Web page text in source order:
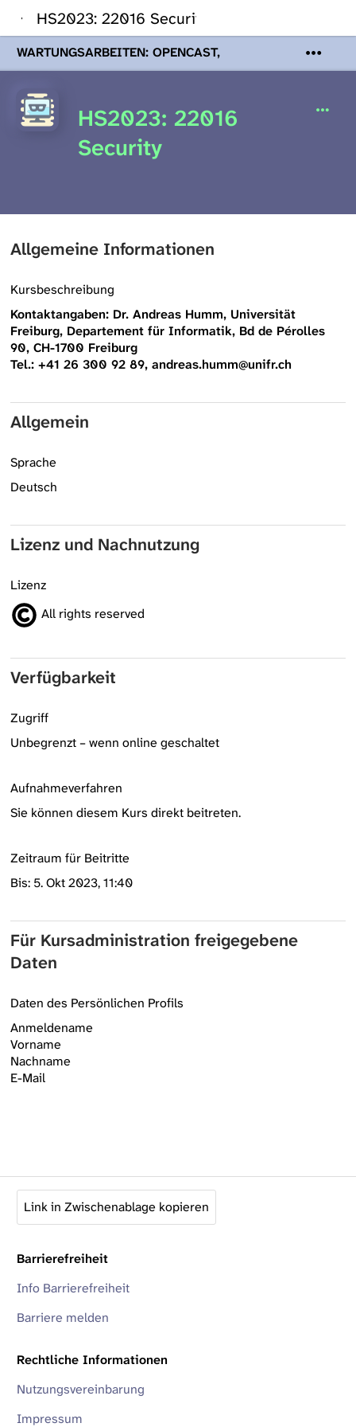
HS2023: 22016 Security
WARTUNGSARBEITEN: OPENCAST,
PODCASTS & TOBIRA
Mi 19. August
Wartungsarbeiten an den Opencast-
Servern werden Ihnen Podcasts,
Opencast-Videos und Tobira nicht zur
Verfügung stehen. Kontakt:
HS2023: 22016
Security
Allgemeine Informationen
Kursbeschreibung
Kontaktangaben: Dr. Andreas Humm, Universität
Freiburg, Departement für Informatik, Bd de Pérolles
90, CH-1700 Freiburg
Tel.: +41 26 300 92 89, andreas.humm@unifr.ch
Allgemein
Sprache
Deutsch
Lizenz und Nachnutzung
Lizenz
All rights reserved
Verfügbarkeit
Zugriff
Unbegrenzt – wenn online geschaltet
Aufnahmeverfahren
Sie können diesem Kurs direkt beitreten.
Zeitraum für Beitritte
Bis: 5. Okt 2023, 11:40
Für Kursadministration freigegebene
Daten
Daten des Persönlichen Profils
Anmeldename
Vorname
Nachname
E-Mail
Link in Zwischenablage kopieren
Barrierefreiheit
Info Barrierefreiheit
Barriere melden
Rechtliche Informationen
Nutzungsvereinbarung
Impressum